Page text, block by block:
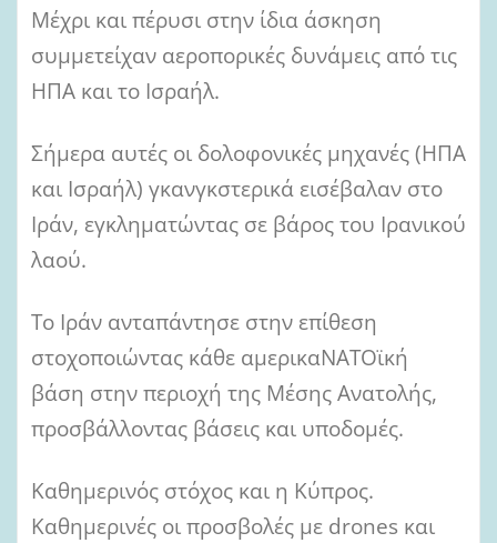
Μέχρι και πέρυσι στην ίδια άσκηση
συμμετείχαν αεροπορικές δυνάμεις από τις
ΗΠΑ και το Ισραήλ.
Σήμερα αυτές οι δολοφονικές μηχανές (ΗΠΑ
και Ισραήλ) γκανγκστερικά εισέβαλαν στο
Ιράν, εγκληματώντας σε βάρος του Ιρανικού
λαού.
Το Ιράν ανταπάντησε στην επίθεση
στοχοποιώντας κάθε αμερικαΝΑΤΟϊκή
βάση στην περιοχή της Μέσης Ανατολής,
προσβάλλοντας βάσεις και υποδομές.
Καθημερινός στόχος και η Κύπρος.
Καθημερινές οι προσβολές με drones και